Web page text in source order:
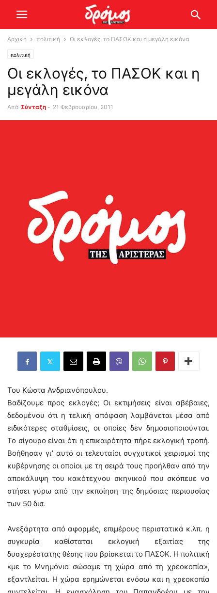
Αρχική πολιτική Οι εκλογές, το ΠΑΣΟΚ και η μεγάλη εικόνα
πολιτική
Οι εκλογές, το ΠΑΣΟΚ και η
μεγάλη εικόνα
Από Σύνταξη - 21 Φεβρουαρίου, 2011
Του Κώστα Ανδριανόπουλου.
Βαδίζουμε προς εκλογές; Οι εκτιμήσεις είναι αβέβαιες,
δεδομένου ότι η τελική απόφαση λαμβάνεται μέσα από
ειδικότερες σταθμίσεις, οι οποίες δεν δημοσιοποιούνται.
Το σίγουρο είναι ότι η επικαιρότητα πήρε εκλογική τροπή.
Βοήθησαν γι’ αυτό οι τελευταίοι συγχυτικοί χειρισμοί της
κυβέρνησης οι οποίοι με τη σειρά τους προήλθαν από την
αποκάλυψη του κακότεχνου σκηνικού που σκόπευε να
στήσει γύρω από την εκποίηση της δημόσιας περιουσίας
των 50 δισ.
Ανεξάρτητα από αφορμές, επιμέρους περιστατικά κ.λπ. η
συγκυρία καθίσταται εκλογική εξαιτίας της
δυσχερέστατης θέσης που βρίσκεται το ΠΑΣΟΚ. Η πολιτική
«με το Μνημόνιο σώσαμε τη χώρα από τη χρεοκοπία»,
εξαντλείται. Η χώρα ερημώνεται ενόσω και η χρεοκοπία